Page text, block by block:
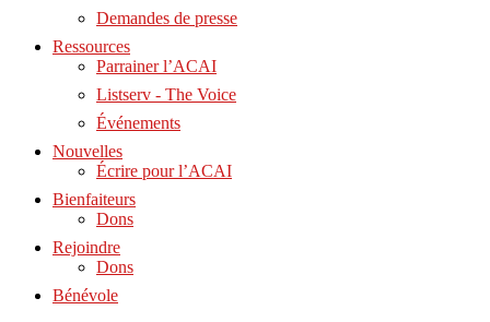
Demandes de presse
Ressources
Parrainer l’ACAI
Listserv - The Voice
Événements
Nouvelles
Écrire pour l’ACAI
Bienfaiteurs
Dons
Rejoindre
Dons
Bénévole